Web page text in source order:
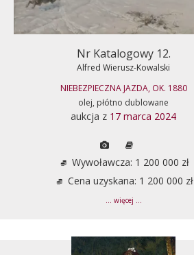
Nr Katalogowy 12.
Alfred Wierusz-Kowalski
NIEBEZPIECZNA JAZDA, OK. 1880
olej, płótno dublowane
aukcja z 17 marca 2024
Wywoławcza: 1 200 000 zł
Cena uzyskana: 1 200 000 zł
... więcej ...